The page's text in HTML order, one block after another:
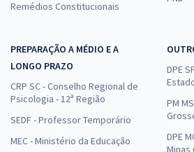
Remédios Constitucionais
PREPARAÇÃO A MÉDIO E A
LONGO PRAZO
CRP SC - Conselho Regional de
Psicologia - 12ª Região
SEDF - Professor Temporário
MEC - Ministério da Educação
DPE
PM
DPE
Minas